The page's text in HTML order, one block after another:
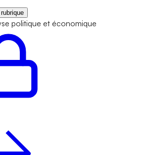
politique et économique